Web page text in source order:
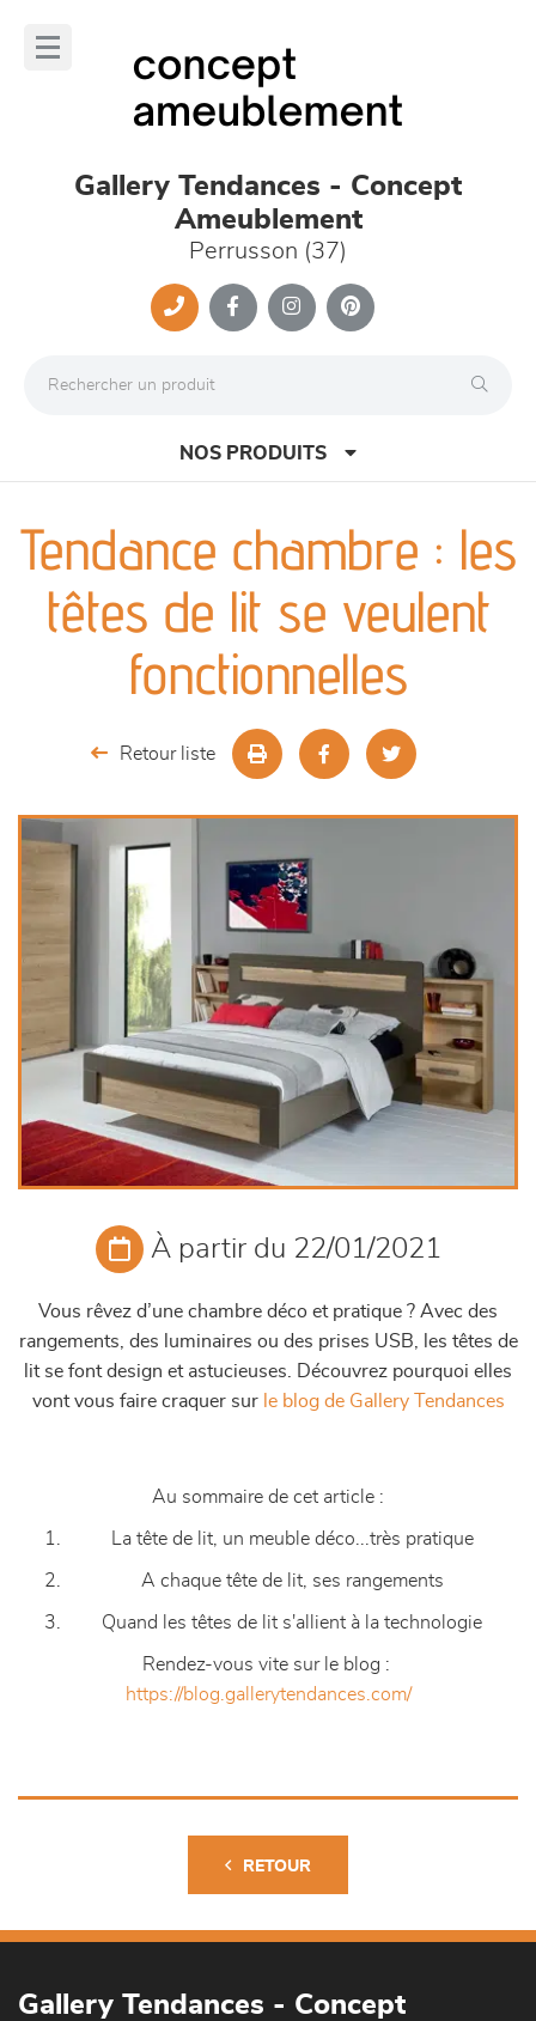
Gallery Tendances - Concept
Ameublement
Perrusson (37)
NOS PRODUITS
canapés et fauteuils
séjours
chambres et dressing
literie
décoration
Tendance chambre : les
têtes de lit se veulent
fonctionnelles
Retour liste
À partir du 22/01/2021
Vous rêvez d’une chambre déco et pratique ? Avec des
rangements, des luminaires ou des prises USB, les têtes de
lit se font design et astucieuses. Découvrez pourquoi elles
vont vous faire craquer sur le blog de Gallery Tendances
Au sommaire de cet article :
La tête de lit, un meuble déco...très pratique
A chaque tête de lit, ses rangements
Quand les têtes de lit s'allient à la technologie
Rendez-vous vite sur le blog :
https://blog.gallerytendances.com/
RETOUR
Gallery Tendances - Concept